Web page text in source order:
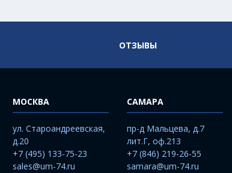
ОТЗЫВЫ
МОСКВА
ул. Староандреевская,
д.20
+7 (495) 133-75-23
sales@um-74.ru
САМАРА
пр-д Мальцева, д.7
лит.Г, оф.213
+7 (846) 219-26-55
samara@um-74.ru